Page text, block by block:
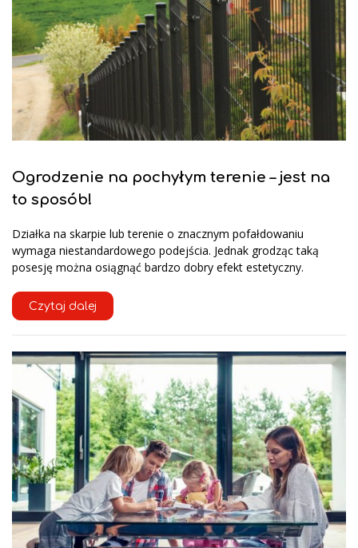
Ogrodzenie na pochyłym terenie – jest na
to sposób!
Działka na skarpie lub terenie o znacznym pofałdowaniu
wymaga niestandardowego podejścia. Jednak grodząc taką
posesję można osiągnąć bardzo dobry efekt estetyczny.
Czytaj dalej